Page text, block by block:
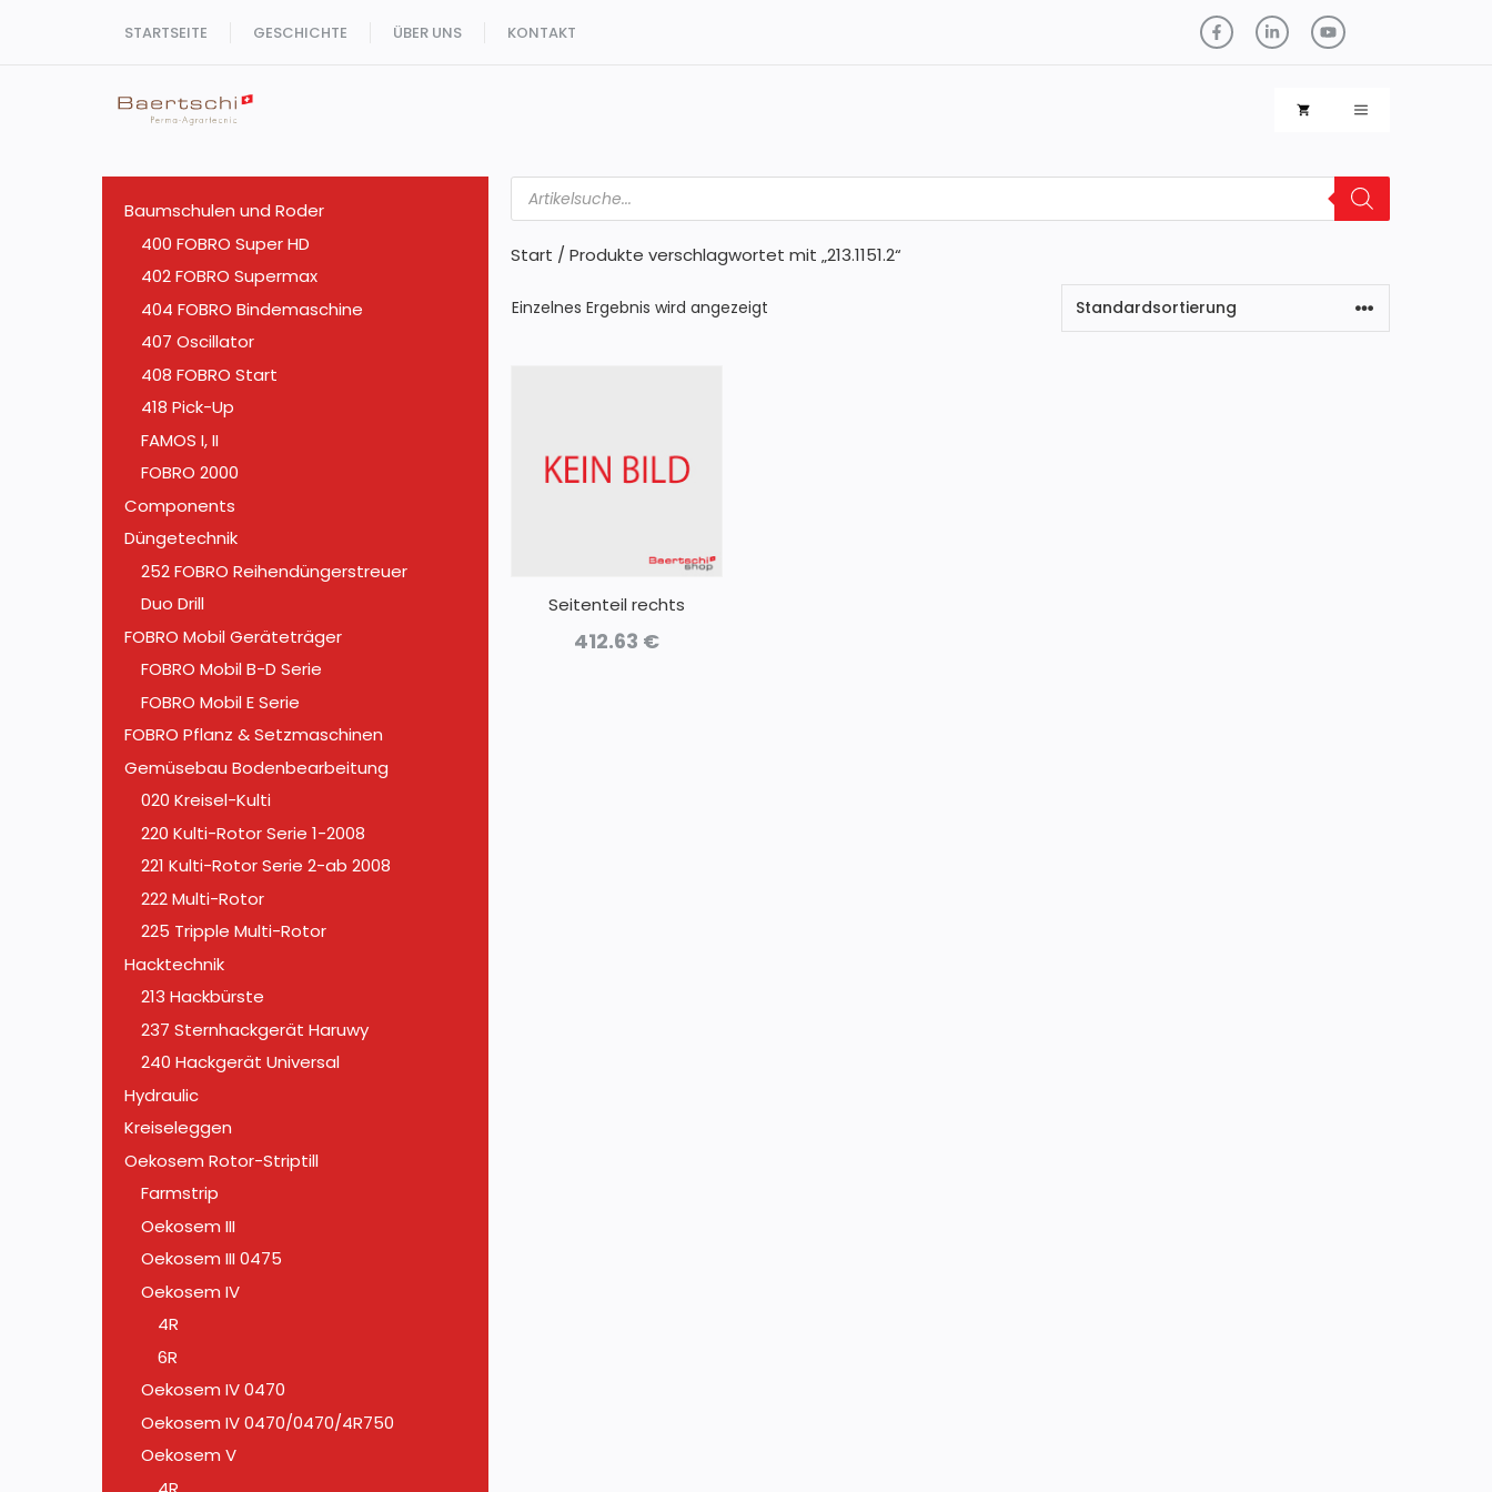
STARTSEITE GESCHICHTE ÜBER UNS KONTAKT
Products
search
Start / Produkte verschlagwortet mit „213.1151.2“
Einzelnes Ergebnis wird angezeigt
Seitenteil rechts
412.63 €
Baumschulen und Roder
400 FOBRO Super HD
402 FOBRO Supermax
404 FOBRO Bindemaschine
407 Oscillator
408 FOBRO Start
418 Pick-Up
FAMOS I, II
FOBRO 2000
Components
Düngetechnik
252 FOBRO Reihendüngerstreuer
Duo Drill
FOBRO Mobil Geräteträger
FOBRO Mobil B-D Serie
FOBRO Mobil E Serie
FOBRO Pflanz & Setzmaschinen
Gemüsebau Bodenbearbeitung
020 Kreisel-Kulti
220 Kulti-Rotor Serie 1-2008
221 Kulti-Rotor Serie 2-ab 2008
222 Multi-Rotor
225 Tripple Multi-Rotor
Hacktechnik
213 Hackbürste
237 Sternhackgerät Haruwy
240 Hackgerät Universal
Hydraulic
Kreiseleggen
Oekosem Rotor-Striptill
Farmstrip
Oekosem III
Oekosem III 0475
Oekosem IV
4R
6R
Oekosem IV 0470
Oekosem IV 0470/0470/4R750
Oekosem V